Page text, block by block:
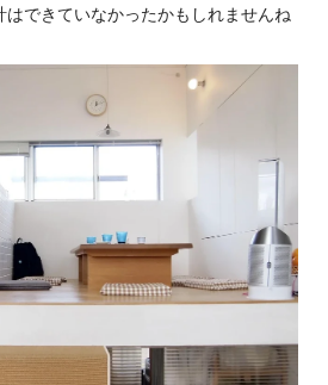
はできていなかったかもしれませんね